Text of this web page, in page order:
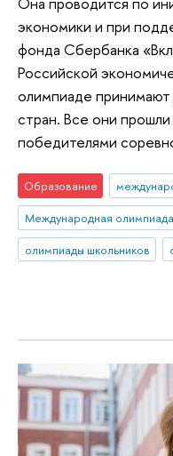
экономики и при
фонда Сбербанка
Российской
олимпиаде принимают
стран. Все они
победителями
Образование
олимпиады школьников